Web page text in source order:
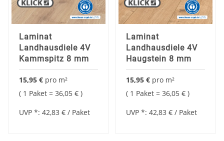
Laminat
Landhausdiele 4V
Kammspitz 8 mm
15,95 € pro m²
1 Paket = 36,05 €
UVP *: 42,83 € / Paket
Laminat
Landhausdiele 4V
Haugstein 8 mm
15,95 € pro m²
1 Paket = 36,05 €
UVP *: 42,83 € / Paket